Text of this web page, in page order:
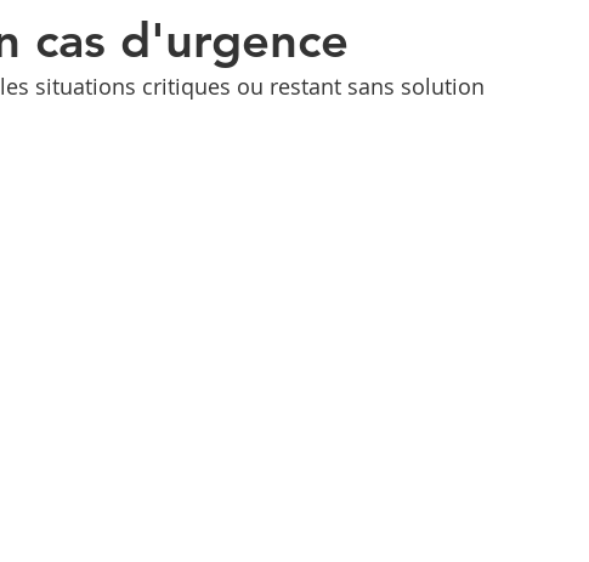
cas d'urgence
situations critiques ou restant sans solution